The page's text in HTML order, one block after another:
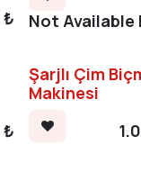
₺ Not Available
₺
Şarjlı Çim
Makinesi